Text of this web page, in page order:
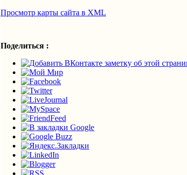
Просмотр карты сайта в XML
Поделиться :